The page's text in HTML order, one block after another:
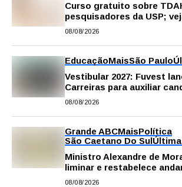
Curso gratuito sobre
pesquisadores da USP;
inscrever
08/08/2026
EducaçãoMaisSão Paulo
Vestibular 2027: Fuvest
Carreiras para auxiliar
escolha da profissão
08/08/2026
Grande ABCMaisPolítica
São Caetano Do Sul
Ministro Alexandre de
liminar e restabelece
comissão processante
08/08/2026